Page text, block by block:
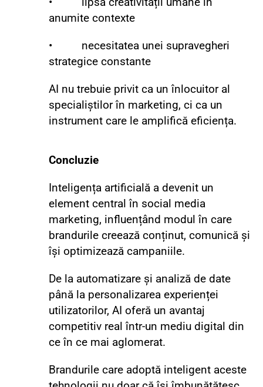
anumite contexte
• necesitatea unei supravegheri
strategice constante
AI nu trebuie privit ca un înlocuitor al
specialiștilor în marketing, ci ca un
instrument care le amplifică eficiența.
Concluzie
Inteligența artificială a devenit un
element central în social media
marketing, influențând modul în care
brandurile creează conținut, comunică și
își optimizează campaniile.
De la automatizare și analiză de date
până la personalizarea experienței
utilizatorilor, AI oferă un avantaj
competitiv real într-un mediu digital din
ce în ce mai aglomerat.
Brandurile care adoptă inteligent aceste